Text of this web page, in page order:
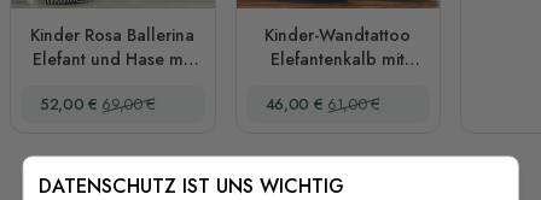
Kinder Rosa Ballerina
Elefant und Hase mit
Schmetterlingen
Sonderpreis
52,00 € Regulärer Preis
69,00 €
Kinder-Wandtattoo
Elefantenkalb mit
und kleinem
Sonderpreis
46,00 € Regulärer Preis
61,00 €
DATENSCHUTZ IST UNS WICHTIG